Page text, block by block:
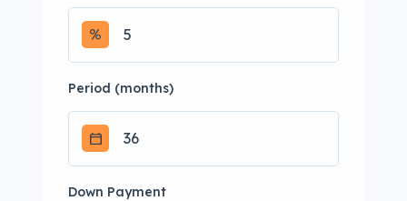
Period (months)
Down Payment